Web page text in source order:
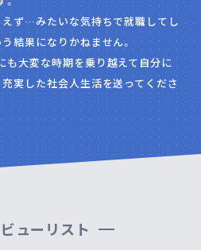
ず…みたいな気持ちで就職してし
結果になりかねません。
も大変な時期を乗り越えて自分に
実した社会人生活を送ってくださ
ューリスト